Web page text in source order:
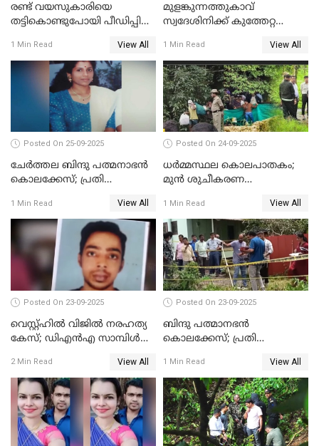
രണ്ട് വയസുകാരിയെ
തട്ടികൊണ്ടുപോയി പീഡിപ്പിച്ച
1 Min Read View All
മുളങ്കുന്നത്തുകാവ്
സ്വദേശിനിക്ക് കുത്തേറ്റ
ജോസഫ് പിടിയില്‍
1 Min Read View All
Posted On 25-09-2025
ചേർത്തല ബിന്ദു പത്മനാഭൻ
കൊലക്കേസ്; പ്രതി
1 Min Read View All
Posted On 24-09-2025
ധർമ്മസ്ഥല കൊലപാതകം;
മുൻ ശുചീകരണ
രേഖപ്പെടുത്തും
1 Min Read View All
Posted On 23-09-2025
വെസ്റ്റ്ഹിൽ വിജിൽ നരഹത്യ
കേസ്; ഡിഎൻഎ സാമ്പിൾ
2 Min Read View All
Posted On 23-09-2025
ബിന്ദു പത്മാനഭന്‍
കൊലക്കേസ്; പ്രതി
രേഖപ്പെടുത്തി
1 Min Read View All